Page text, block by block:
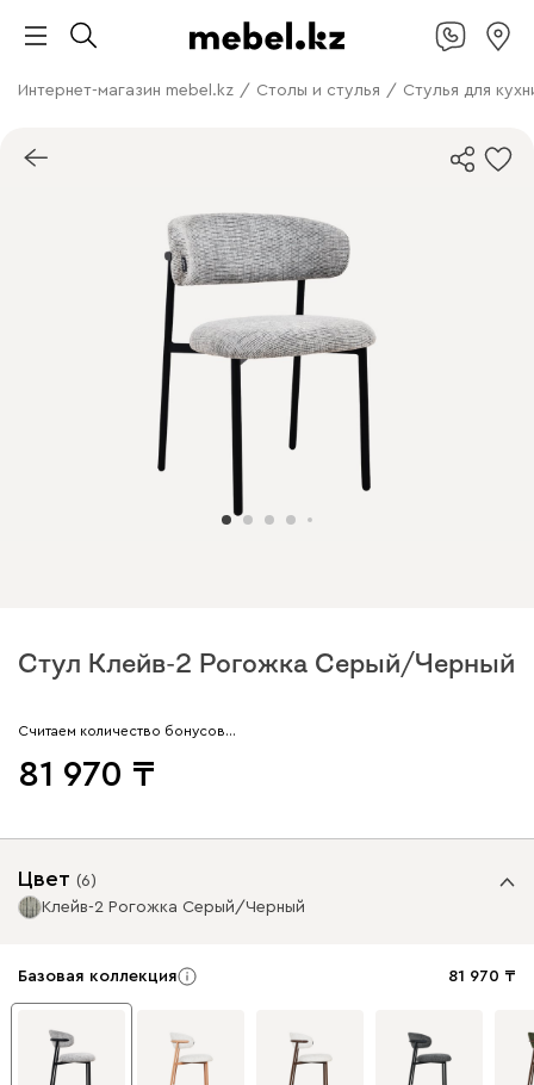
Интернет-магазин mebel.kz / Столы и стулья / Стулья для
Стул Клейв-2 Рогожка Серый/Черный
Считаем количество бонусов…
81 970
Цвет (6)
Клейв-2 Рогожка Серый/Черный
Базовая коллекция 81 970